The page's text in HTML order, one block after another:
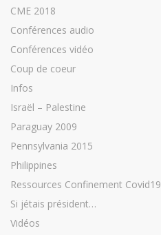
CME 2018
Conférences audio
Conférences vidéo
Coup de coeur
Infos
Israël – Palestine
Paraguay 2009
Pennsylvania 2015
Philippines
Ressources Confinement Covid19
Si jétais président…
Vidéos